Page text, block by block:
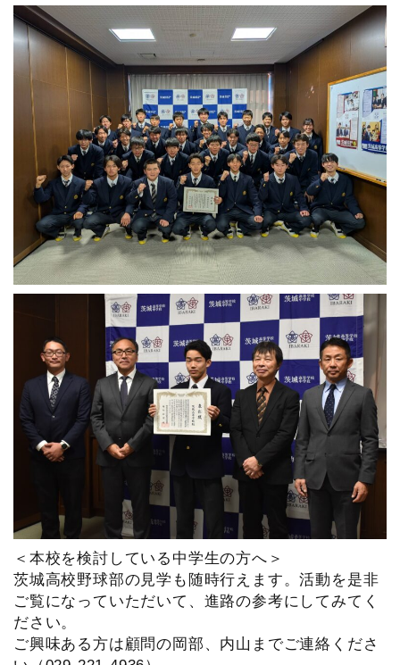
＜本校を検討している中学生の方へ＞
茨城高校野球部の見学も随時行えます。活動を是非
ご覧になっていただいて、進路の参考にしてみてく
ださい。
ご興味ある方は顧問の岡部、内山までご連絡くださ